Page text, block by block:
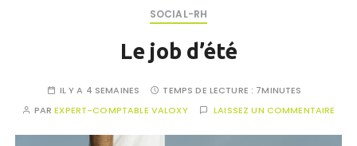
SOCIAL-RH
Le job d’été
IL Y A 4 SEMAINES TEMPS DE LECTURE : 7MINUTES
PAREXPERT-COMPTABLE VALOXY LAISSEZ UN COMMENTAIRE